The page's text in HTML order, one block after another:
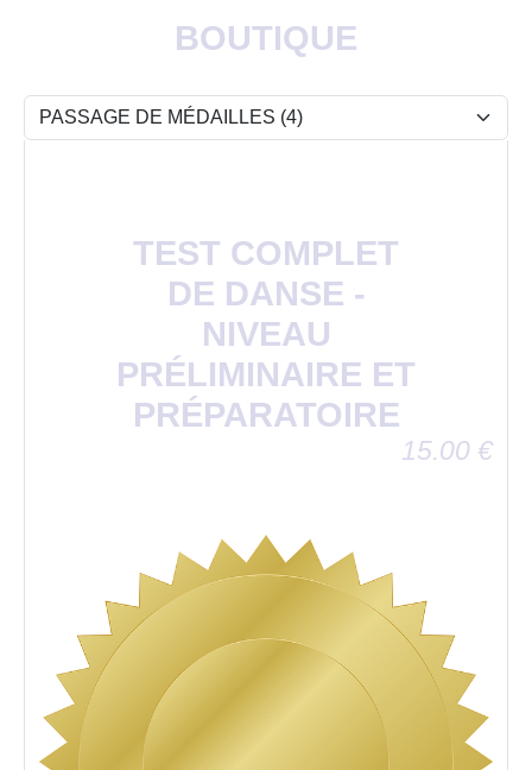
BOUTIQUE
TEST COMPLET
DE DANSE -
NIVEAU
PRÉLIMINAIRE ET
PRÉPARATOIRE
15.00 €